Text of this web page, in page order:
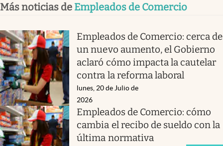
Más noticias de Empleados de Comercio
Empleados de Comercio: cerca de
un nuevo aumento, el Gobierno
aclaró cómo impacta la cautelar
contra la reforma laboral
lunes, 20 de Julio de
2026
Empleados de Comercio: cómo
cambia el recibo de sueldo con la
última normativa